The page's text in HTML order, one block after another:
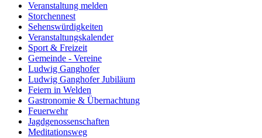
Veranstaltung melden
Storchennest
Sehenswürdigkeiten
Veranstaltungskalender
Sport & Freizeit
Gemeinde - Vereine
Ludwig Ganghofer
Ludwig Ganghofer Jubiläum
Feiern in Welden
Gastronomie & Übernachtung
Feuerwehr
Jagdgenossenschaften
Meditationsweg